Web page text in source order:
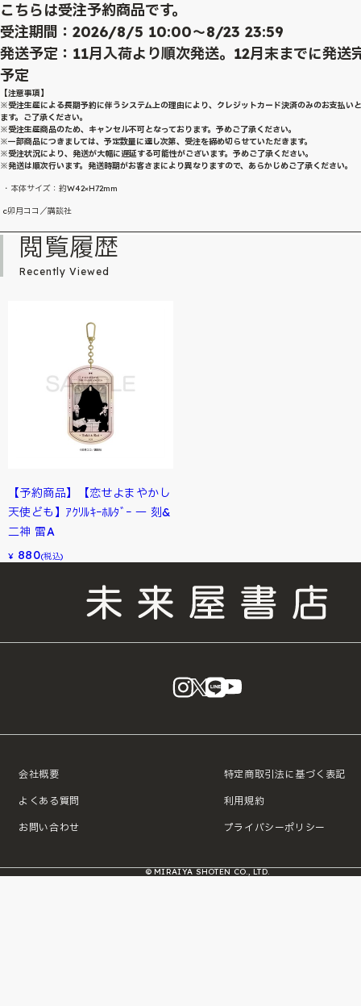
こちらは受注予約商品です。
受注期間：2026/8/5 10:00～8/23 23:59
発送予定：11月入荷より順次発送。12月末までに発送
予定
【注意事項】
※受注生産による長期予約に伴うシステム上の理由により、クレジットカード決済のみのお支払い
ます。ご了承ください。
※受注生産商品のため、キャンセル不可となっております。予めご了承ください。
※一部商品につきましては、予定数量に達し次第、受注を締め切らせていただきます。
※受注状況により、発送が大幅に遅延する可能性がございます。予めご了承ください。
※発送は順次行います。発送時期がお客さまにより異なりますので、あらかじめご了承ください。
・本体サイズ：約W42×H72mm
c卯月ココ／講談社
閲覧履歴
Recently Viewed
【予約商品】【恋せよまやかし
天使ども】ｱｸﾘﾙｷｰﾎﾙﾀﾞｰ 一 刻&
二神 雷A
¥ 880(税込)
instagram
X LINE
会社概要
よくある質問
お問い合わせ
特定商取引法に基づく表記
利用規約
プライバシーポリシー
© MIRAIYA SHOTEN CO., LTD.